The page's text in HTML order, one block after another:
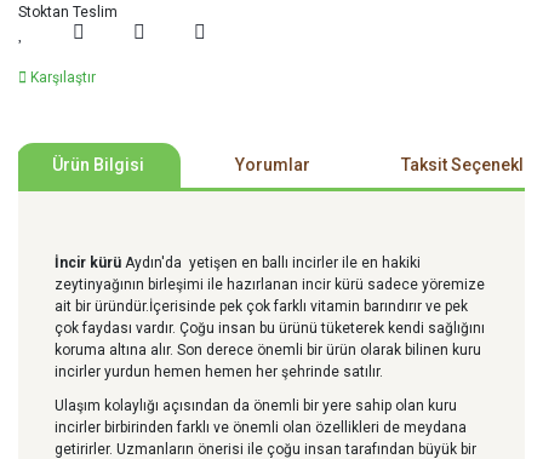
Stoktan Teslim
Karşılaştır
Ürün Bilgisi Yorumlar Taksit
İncir kürü Aydın'da yetişen en ballı incirler ile en hakiki
zeytinyağının birleşimi ile hazırlanan incir kürü sadece yöremize
ait bir üründür.İçerisinde pek çok farklı vitamin barındırır ve pek
çok faydası vardır. Çoğu insan bu ürünü tüketerek kendi sağlığını
koruma altına alır. Son derece önemli bir ürün olarak bilinen kuru
incirler yurdun hemen hemen her şehrinde satılır.
Ulaşım kolaylığı açısından da önemli bir yere sahip olan kuru
incirler birbirinden farklı ve önemli olan özellikleri de meydana
getirirler. Uzmanların önerisi ile çoğu insan tarafından büyük bir